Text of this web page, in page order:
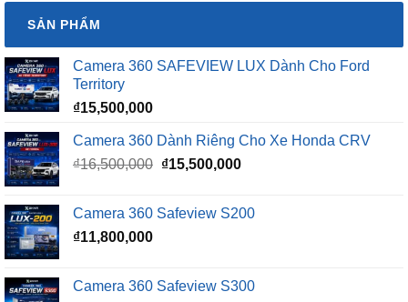
SẢN PHẨM
Camera 360 SAFEVIEW LUX Dành Cho Ford
Territory
₫15,500,000
Camera 360 Dành Riêng Cho Xe Honda CRV
₫16,500,000 Giá
₫16,500,000.
₫15,500,000Giá
là:
Camera 360 Safeview S200
₫11,800,000
Camera 360 Safeview S300